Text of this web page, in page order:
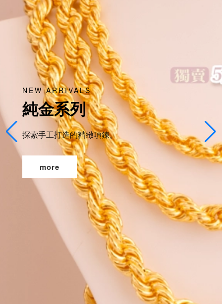
NEW ARRIVALS
純金系列
探索手工打造的精緻項鍊。
more